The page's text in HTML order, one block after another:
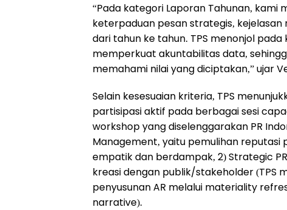
“Pada kategori Laporan Tahunan, kami
keterpaduan pesan strategis,
dari tahun ke tahun. TPS menonjol
memperkuat akuntabilitas data,
memahami nilai yang diciptakan,” ujar
Selain kesesuaian kriteria, TPS
partisipasi aktif pada berbagai sesi
workshop yang diselenggarakan PR
Management, yaitu pemulihan reputasi
empatik dan berdampak, 2) Strategic
kreasi dengan publik/stakeholder (TPS
penyusunan AR melalui materiality
narrative).